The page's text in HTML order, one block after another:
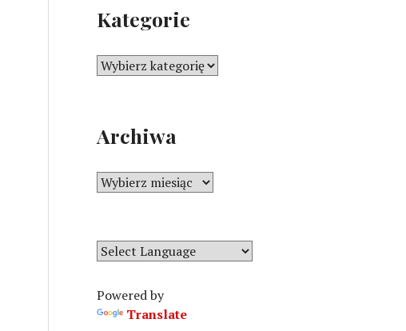
Kategorie
K
g
r
i
Archiwa
A
h
i
a
Powered by
Translate